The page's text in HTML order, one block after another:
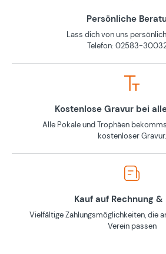
Persönliche
Lass dich von uns
Telefon: 02583-
Kostenlose Gravur bei
Alle Pokale und Trophäen
kostenloser Gravur.
Kauf auf Rechnung &
Vielfältige Zahlungsmöglichkeiten, die
Verein passen